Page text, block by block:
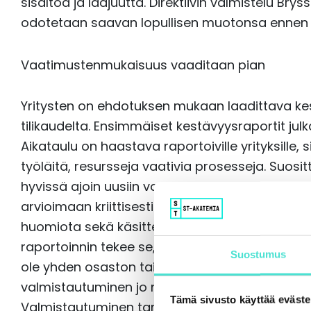
Suostumus
Tämä sivusto käyttää
odotetaan saavan lopullisen muotonsa ennen
Vaatimustenmukaisuus vaaditaan pian
Yritysten on ehdotuksen mukaan laadittava
tilikaudelta. Ensimmäiset kestävyysraportit
Aikataulu on haastava raportoiville yrityksille,
työläitä, resursseja vaativia prosesseja.
hyvissä ajoin uusiin vaatimuksiin ja niiden
arvioimaan kriittisesti tietoja, joihin yritykset
huomiota sekä käsittelemään laadittuja
raportoinnin tekee se, että toisin kuin yritysten
ole yhden osaston tai yhden henkilön
valmistautuminen jo nyt, jotta saadaan
Valmistautuminen tarkoittaa, että yritysten on